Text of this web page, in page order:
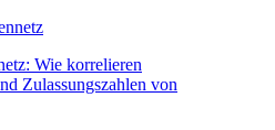
Wie korrelieren
Zulassungszahlen von